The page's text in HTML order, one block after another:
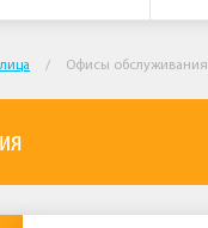
/ Офисы обслуживания